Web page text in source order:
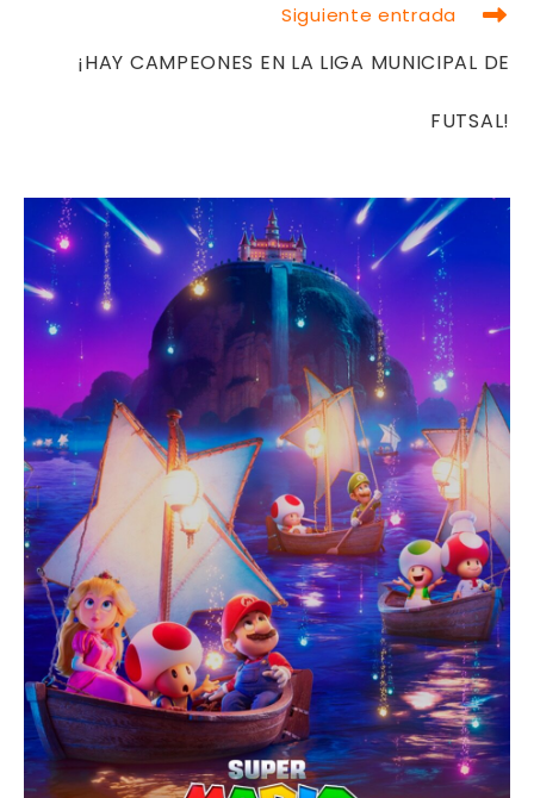
Siguiente entrada
¡HAY CAMPEONES EN LA LIGA MUNICIPAL DE
FUTSAL!